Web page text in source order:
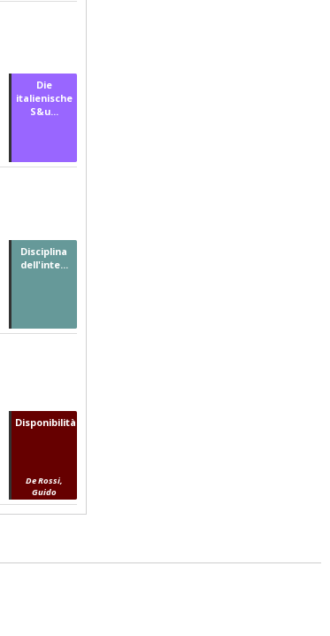
Die
italienische
S&u...
Disciplina
dell'inte...
Disponibilità...
De Rossi,
Guido